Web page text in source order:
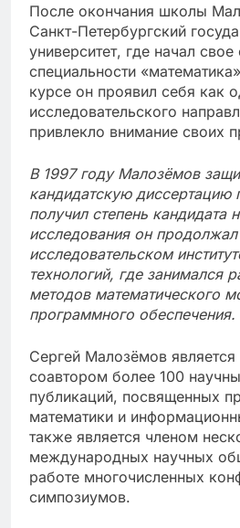
После окончания школы
Санкт-Петербургский
университет, где начал
специальности
курсе он проявил себя как
исследовательского
привлекло внимание своих
В 1997 году Малозёмов
кандидатскую диссертацию
получил степень кандидата
исследования он
исследовательском
технологий, где занимался
методов математического
программного обеспечения.
Сергей Малозёмов
соавтором более 100
публикаций, посвященных
математики и
также является членом
международных научных
работе многочисленных
симпозиумов.